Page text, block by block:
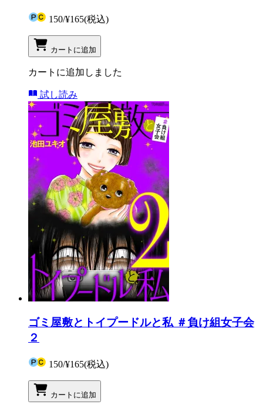
150/¥165(税込)
カートに追加
カートに追加しました
試し読み
ゴミ屋敷とトイプードルと私 ＃負け組女子会
２
150/¥165(税込)
カートに追加